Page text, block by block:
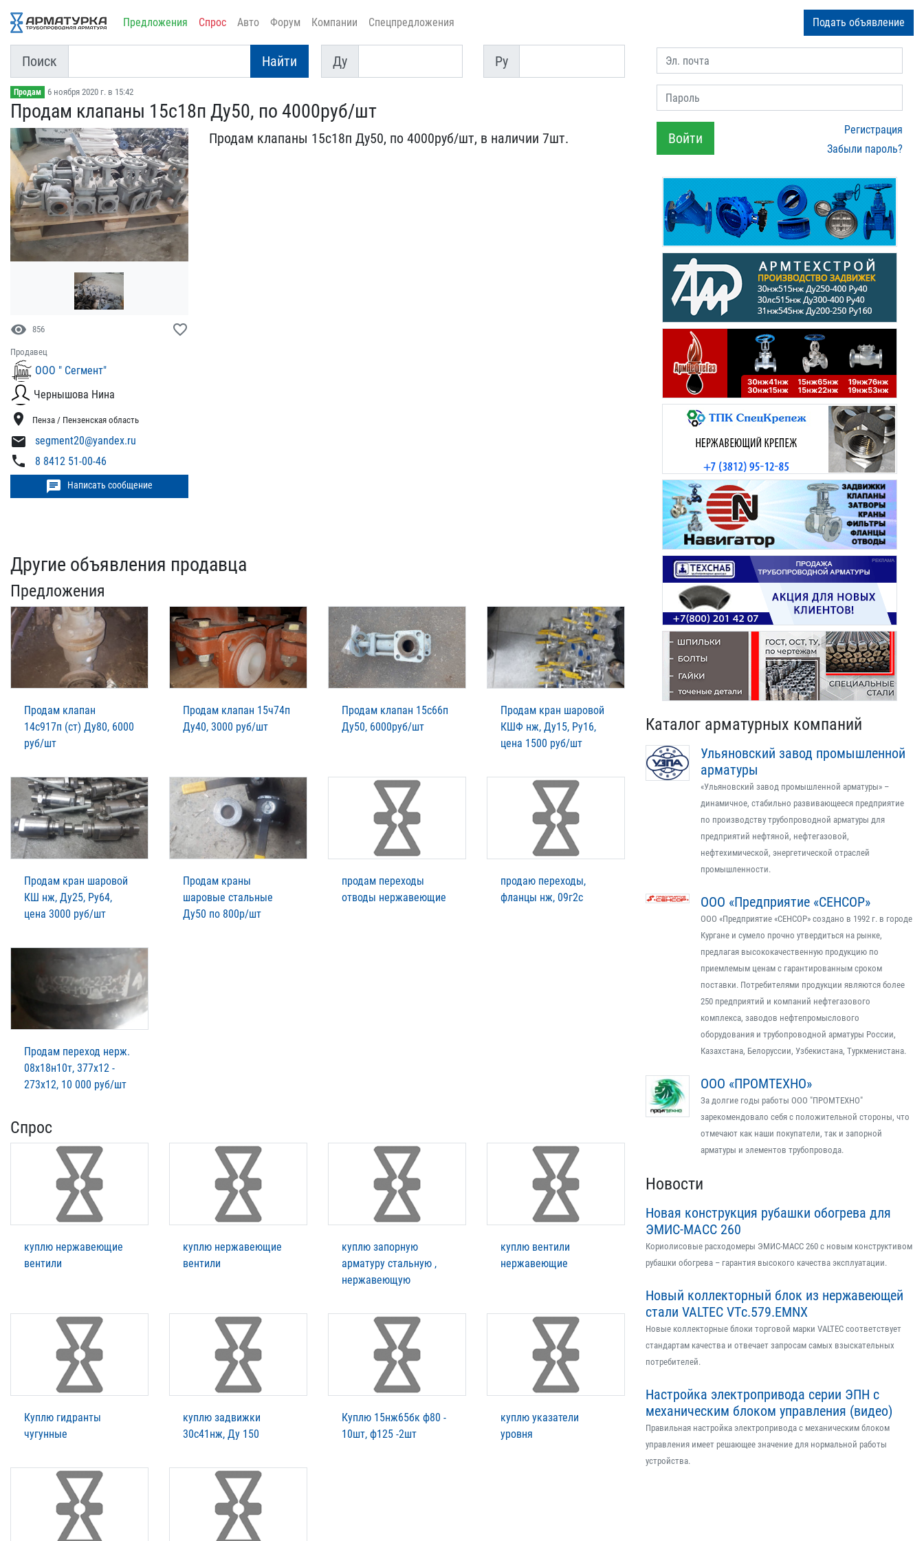
Предложения Спрос Авто Форум Компании Спецпредложения Подать объявление
Поиск Найти
Ду
Ду
Py
Py
Продам 6 ноября 2020 г. в 15:42
Продам клапаны 15с18п Ду​50, по 4000руб/шт
visibility 856 favorite_border
Продавец
ООО " Сегмент"
Чернышова Нина
location_on Пенза / Пензенская область
mail segment20@yandex.ru
phone 8 8412 51-00-46
chat Написать сообщение
Продам клапаны 15с18п Ду​50, по 4000руб/шт, в нал​ичии 7шт.
Другие объявления продавца
Предложения
Продам клапан
14с917п (ст) Ду80, 6000
руб/шт
Продам клапан 15ч74п
Ду40, 3000 руб/шт
Продам клапан 15с66п
Ду50, 6000руб/шт
Продам кран шаровой
КШФ нж, Ду15, Ру16,
цена 1500 руб/шт
Продам кран шаровой
КШ нж, Ду25, Ру64,
цена 3000 руб/шт
Продам краны
шаровые стальные
Ду50 по 800р/шт
продам переходы
отводы нержавеющие
продаю переходы,
фланцы нж, 09г2с
Продам переход нерж.
08х18н10т, 377х12 -
273х12, 10 000 руб/шт
Спрос
куплю нержавеющие
вентили
куплю нержавеющие
вентили
куплю запорную
арматуру стальную ,
нержавеющую
куплю вентили
нержавеющие
Куплю гидранты
чугунные
куплю задвижки
30с41нж, Ду 150
Куплю 15нж65бк ф80 -
10шт, ф125 -2шт
куплю указатели
уровня
Эл. почта
Пароль
Войти
Регистрация
Забыли пароль?
Каталог арматурных компаний
Ульяновский завод промышленной
арматуры
«Ульяновский завод промышленной арматуры» –
динамичное, стабильно развивающееся предприятие
по производству трубопроводной арматуры для
предприятий нефтяной, нефтегазовой,
нефтехимической, энергетической отраслей
промышленности.
ООО «Предприятие «СЕНСОР»
ООО «Предприятие «СЕНСОР» создано в 1992 г. в городе
Кургане и сумело прочно утвердиться на рынке,
предлагая высококачественную продукцию по
приемлемым ценам с гарантированным сроком
поставки. Потребителями продукции являются более
250 предприятий и компаний нефтегазового
комплекса, заводов нефтепромыслового
оборудования и трубопроводной арматуры России,
Казахстана, Белоруссии, Узбекистана, Туркменистана.
ООО «ПРОМТЕХНО»
За долгие годы работы ООО "ПРОМТЕХНО"
зарекомендовало себя с положительной стороны, что
отмечают как наши покупатели, так и запорной
арматуры и элементов трубопровода.
Новости
Новая конструкция рубашки обогрева для
ЭМИС-МАСС 260
Кориолисовые расходомеры ЭМИС-МАСС 260 с новым конструктивом
рубашки обогрева – гарантия высокого качества эксплуатации.
Новый коллекторный блок из нержавеющей
стали VALTEC VTс.579.EMNX
Новые коллекторные блоки торговой марки VALTEC соответствует
стандартам качества и отвечает запросам самых взыскательных
потребителей.
Настройка электропривода серии ЭПН с
механическим блоком управления (видео)
Правильная настройка электропривода с механическим блоком
управления имеет решающее значение для нормальной работы
устройства.